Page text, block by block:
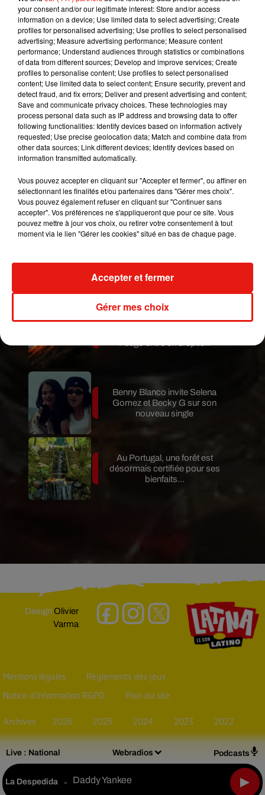
Live : National Webradios Podcasts
La Despedida - Daddy Yankee
Publié : 14 juin 2019 à 8h24 par MT
Des ateliers « do it yourself » sont aussi prévus
pour apprendre notamment à faire des
cosmétiques au naturel. L’entrée est gratuite de
11h à 22h le samedi et de 10h à 19h le dimanche.
Mundo Latino
Guatemala : l'éruption du volcan
de Fuego est terminée
Le fourmilier géant fait son retour
en Argentine, et en pleine...
Karol G dévoile la tracklist de
son nouvel album… avec des
invités...
Benny Blanco invite Selena
Gomez et Becky G sur son
nouveau single
Au Portugal, une forêt est
désormais certifiée pour ses
bienfaits...
DesignOlivier
Varma
Mentions légales Règlements des jeux
Notice d’information RGPD Plan du site
Archives 2026 2025 2024 2023 2022
your consent and/or our legitimate interest: Store and/or access
information on a device; Use limited data to select advertising; Create
profiles for personalised advertising; Use profiles to select personalised
advertising; Measure advertising performance; Measure content
performance; Understand audiences through statistics or combinations
of data from different sources; Develop and improve services; Create
profiles to personalise content; Use profiles to select personalised
content; Use limited data to select content; Ensure security, prevent and
detect fraud, and fix errors; Deliver and present advertising and content;
Save and communicate privacy choices. These technologies may
process personal data such as IP address and browsing data to offer
following functionalities: Identify devices based on information actively
requested; Use precise geolocation data; Match and combine data from
other data sources; Link different devices; Identify devices based on
information transmitted automatically.
Vous pouvez accepter en cliquant sur "Accepter et fermer", ou affiner en
sélectionnant les finalités et/ou partenaires dans "Gérer mes choix".
Vous pouvez également refuser en cliquant sur "Continuer sans
accepter". Vos préférences ne s'appliqueront que pour ce site. Vous
pouvez mettre à jour vos choix, ou retirer votre consentement à tout
moment via le lien "Gérer les cookies" situé en bas de chaque page.
Gérer mes choix
Accepter et fermer